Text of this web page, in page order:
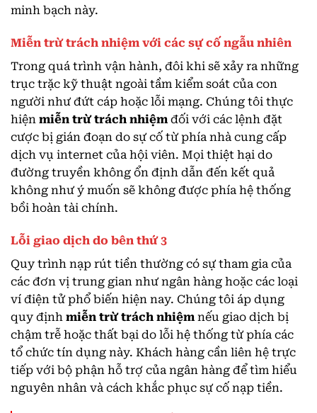
minh bạch này.
Miễn trừ trách nhiệm với các sự cố ngẫu nhiên
Trong quá trình vận hành, đôi khi sẽ xảy ra những
trục trặc kỹ thuật ngoài tầm kiểm soát của con
người như đứt cáp hoặc lỗi mạng. Chúng tôi thực
hiện miễn trừ trách nhiệm đối với các lệnh đặt
cược bị gián đoạn do sự cố từ phía nhà cung cấp
dịch vụ internet của hội viên. Mọi thiệt hại do
đường truyền không ổn định dẫn đến kết quả
không như ý muốn sẽ không được phía hệ thống
bồi hoàn tài chính.
Lỗi giao dịch do bên thứ 3
Quy trình nạp rút tiền thường có sự tham gia của
các đơn vị trung gian như ngân hàng hoặc các loại
ví điện tử phổ biến hiện nay. Chúng tôi áp dụng
quy định miễn trừ trách nhiệm nếu giao dịch bị
chậm trễ hoặc thất bại do lỗi hệ thống từ phía các
tổ chức tín dụng này. Khách hàng cần liên hệ trực
tiếp với bộ phận hỗ trợ của ngân hàng để tìm hiểu
nguyên nhân và cách khắc phục sự cố nạp tiền.